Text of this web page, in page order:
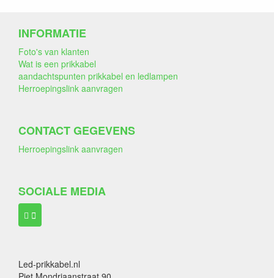
INFORMATIE
Foto's van klanten
Wat is een prikkabel
aandachtspunten prikkabel en ledlampen
Herroepingslink aanvragen
CONTACT GEGEVENS
Herroepingslink aanvragen
SOCIALE MEDIA
Led-prikkabel.nl